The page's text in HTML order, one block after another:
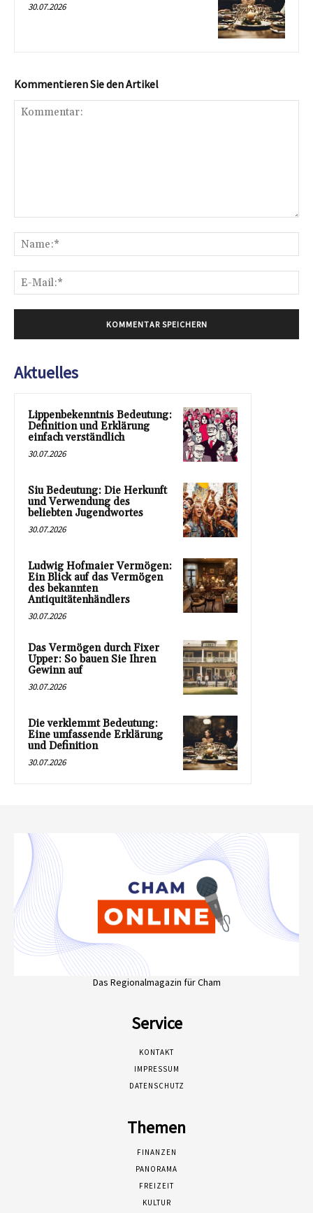
30.07.2026
Kommentieren Sie den Artikel
Aktuelles
Lippenbekenntnis Bedeutung:
Definition und Erklärung
einfach verständlich
30.07.2026
Siu Bedeutung: Die Herkunft
und Verwendung des
beliebten Jugendwortes
30.07.2026
Ludwig Hofmaier Vermögen:
Ein Blick auf das Vermögen
des bekannten
Antiquitätenhändlers
30.07.2026
Das Vermögen durch Fixer
Upper: So bauen Sie Ihren
Gewinn auf
30.07.2026
Die verklemmt Bedeutung:
Eine umfassende Erklärung
und Definition
30.07.2026
Das Regionalmagazin für Cham
Service
KONTAKT
IMPRESSUM
DATENSCHUTZ
Themen
FINANZEN
PANORAMA
FREIZEIT
KULTUR